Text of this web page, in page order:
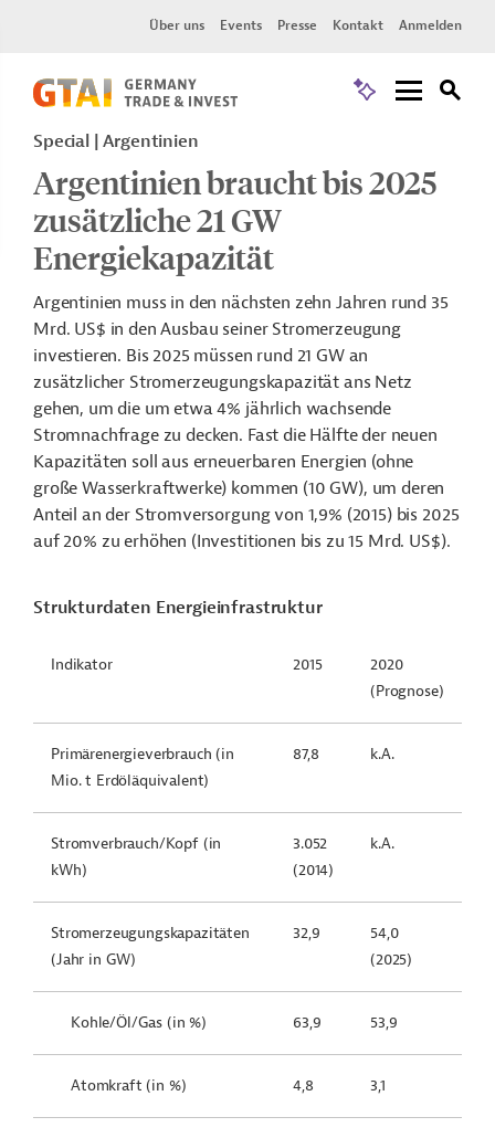
Über uns Events Presse Kontakt Anmelden
Special Argentinien
Argentinien braucht bis 2025
zusätzliche 21 GW
Energiekapazität
Argentinien muss in den nächsten zehn Jahren rund 35
Mrd. US$ in den Ausbau seiner Stromerzeugung
investieren. Bis 2025 müssen rund 21 GW an
zusätzlicher Stromerzeugungskapazität ans Netz
gehen, um die um etwa 4% jährlich wachsende
Stromnachfrage zu decken. Fast die Hälfte der neuen
Kapazitäten soll aus erneuerbaren Energien (ohne
große Wasserkraftwerke) kommen (10 GW), um deren
Anteil an der Stromversorgung von 1,9% (2015) bis 2025
auf 20% zu erhöhen (Investitionen bis zu 15 Mrd. US$).
Strukturdaten Energieinfrastruktur
Indikator 2015
2020
(Prognose)
Primärenergieverbrauch (in
Mio. t Erdöläquivalent)
87,8 k.A.
Stromverbrauch/Kopf (in
kWh)
3.052
(2014)
k.A.
Stromerzeugungskapazitäten
(Jahr in GW)
32,9
54,0
(2025)
Kohle/Öl/Gas (in %) 63,9 53,9
Atomkraft (in %) 4,8 3,1